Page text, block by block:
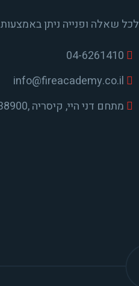
לכל שאלה ופנייה ניתן באמצעות
מתחם דני היי, קיסריה ,38900